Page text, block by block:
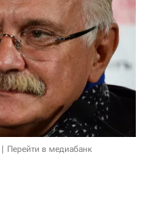
Перейти в медиабанк